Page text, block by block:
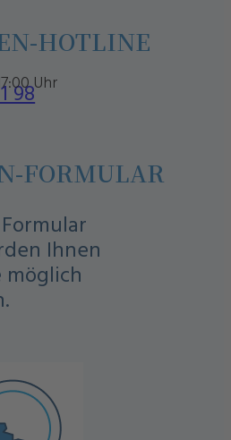
HOTLINE
98Uhr
FORMULAR
Ihnen
möglich